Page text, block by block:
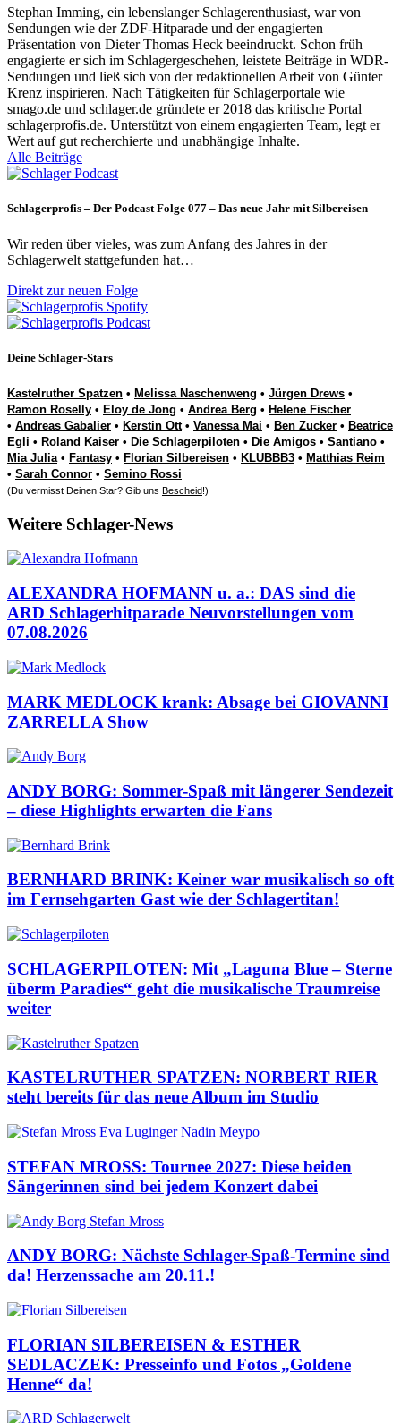
Stephan Imming, ein lebenslanger Schlagerenthusiast, war von
Sendungen wie der ZDF-Hitparade und der engagierten
Präsentation von Dieter Thomas Heck beeindruckt. Schon früh
engagierte er sich im Schlagergeschehen, leistete Beiträge in WDR-
Sendungen und ließ sich von der redaktionellen Arbeit von Günter
Krenz inspirieren. Nach Tätigkeiten für Schlagerportale wie
smago.de und schlager.de gründete er 2018 das kritische Portal
schlagerprofis.de. Unterstützt von einem engagierten Team, legt er
Wert auf gut recherchierte und unabhängige Inhalte.
Alle Beiträge
Schlagerprofis – Der Podcast Folge 077 – Das neue Jahr mit Silbereisen
Wir reden über vieles, was zum Anfang des Jahres in der
Schlagerwelt stattgefunden hat…
Direkt zur neuen Folge
Deine Schlager-Stars
Kastelruther Spatzen • Melissa Naschenweng • Jürgen Drews •
Ramon Roselly • Eloy de Jong • Andrea Berg • Helene Fischer
• Andreas Gabalier • Kerstin Ott• Vanessa Mai • Ben Zucker • Beatrice
Egli • Roland Kaiser • Die Schlagerpiloten • Die Amigos • Santiano •
Mia Julia• Fantasy • Florian Silbereisen • KLUBBB3 • Matthias Reim
• Sarah Connor • Semino Rossi
(Du vermisst Deinen Star? Gib uns Bescheid!)
Weitere Schlager-News
ALEXANDRA HOFMANN u. a.: DAS sind die
ARD Schlagerhitparade Neuvorstellungen vom
07.08.2026
MARK MEDLOCK krank: Absage bei GIOVANNI
ZARRELLA Show
ANDY BORG: Sommer-Spaß mit längerer Sendezeit
– diese Highlights erwarten die Fans
BERNHARD BRINK: Keiner war musikalisch so oft
im Fernsehgarten Gast wie der Schlagertitan!
SCHLAGERPILOTEN: Mit „Laguna Blue – Sterne
überm Paradies“ geht die musikalische Traumreise
weiter
KASTELRUTHER SPATZEN: NORBERT RIER
steht bereits für das neue Album im Studio
STEFAN MROSS: Tournee 2027: Diese beiden
Sängerinnen sind bei jedem Konzert dabei
ANDY BORG: Nächste Schlager-Spaß-Termine sind
da! Herzenssache am 20.11.!
FLORIAN SILBEREISEN & ESTHER
SEDLACZEK: Presseinfo und Fotos „Goldene
Henne“ da!